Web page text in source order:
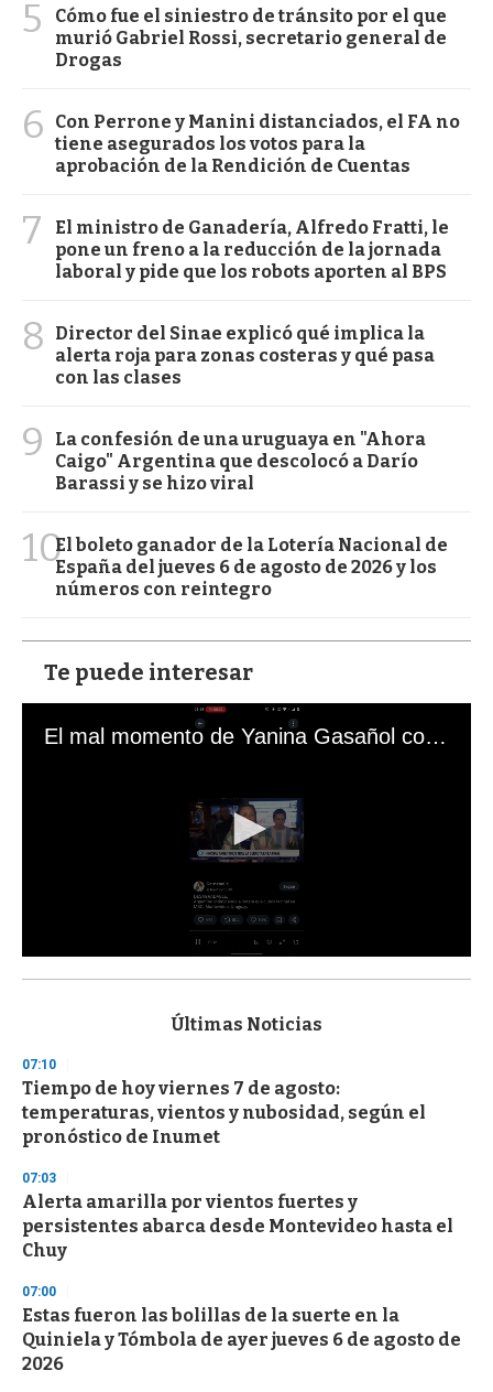
5
Cómo fue el siniestro de tránsito por el que
murió Gabriel Rossi, secretario general de
Drogas
6
Con Perrone y Manini distanciados, el FA no
tiene asegurados los votos para la
aprobación de la Rendición de Cuentas
7
El ministro de Ganadería, Alfredo Fratti, le
pone un freno a la reducción de la jornada
laboral y pide que los robots aporten al BPS
8
Director del Sinae explicó qué implica la
alerta roja para zonas costeras y qué pasa
con las clases
9
La confesión de una uruguaya en "Ahora
Caigo" Argentina que descolocó a Darío
Barassi y se hizo viral
10El boleto ganador de la Lotería Nacional de
España del jueves 6 de agosto de 2026 y los
números con reintegro
Te puede interesar
El mal momento de Yanina Gasañol con un hincha argentino en "Subrayado"
s
d
s
o
f
3
s
e
c
o
n
Últimas Noticias
07:10
Tiempo de hoy viernes 7 de agosto:
temperaturas, vientos y nubosidad, según el
pronóstico de Inumet
07:03
Alerta amarilla por vientos fuertes y
persistentes abarca desde Montevideo hasta el
Chuy
07:00
Estas fueron las bolillas de la suerte en la
Quiniela y Tómbola de ayer jueves 6 de agosto de
2026